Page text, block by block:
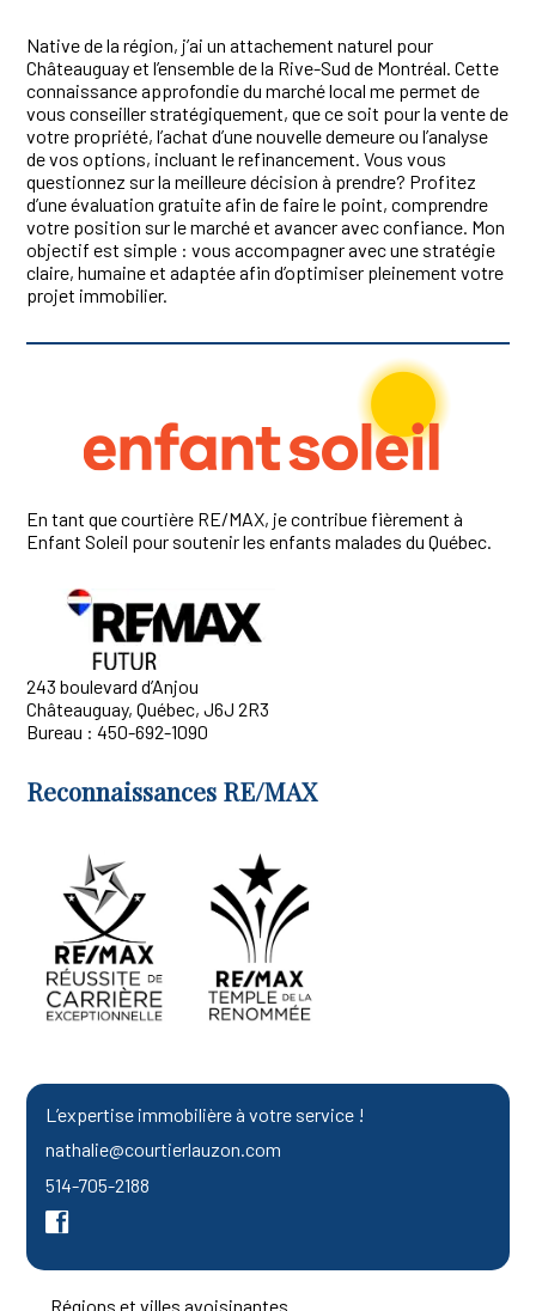
Native de la région, j’ai un attachement naturel pour
Châteauguay et l’ensemble de la Rive-Sud de Montréal. Cette
connaissance approfondie du marché local me permet de
vous conseiller stratégiquement, que ce soit pour la vente de
votre propriété, l’achat d’une nouvelle demeure ou l’analyse
de vos options, incluant le refinancement. Vous vous
questionnez sur la meilleure décision à prendre? Profitez
d’une évaluation gratuite afin de faire le point, comprendre
votre position sur le marché et avancer avec confiance. Mon
objectif est simple : vous accompagner avec une stratégie
claire, humaine et adaptée afin d’optimiser pleinement votre
projet immobilier.
En tant que courtière RE/MAX, je contribue fièrement à
Enfant Soleil pour soutenir les enfants malades du Québec.
243 boulevard d’Anjou
Châteauguay, Québec, J6J 2R3
Bureau : 450-692-1090
Reconnaissances RE/MAX
L’expertise immobilière à votre service !
nathalie@courtierlauzon.com
514-705-2188
Régions et villes avoisinantes